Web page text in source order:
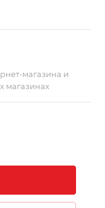
магазина и
магазинах